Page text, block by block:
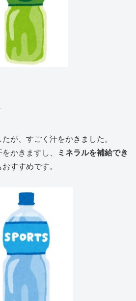
が、すごく汗をかきました。
かきますし、
ミネラルを補給でき
おすすめです。